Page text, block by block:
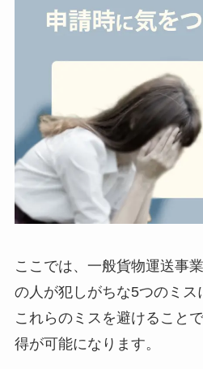
ここでは、一般貨物運送事
の人が犯しがちな5つのミス
これらのミスを避けること
得が可能になります。